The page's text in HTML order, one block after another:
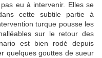
eu à intervenir. Elles se
cette subtile partie à
turque pousse les
sur le retour des
est bien rodé depuis
quelques gouttes de sueur